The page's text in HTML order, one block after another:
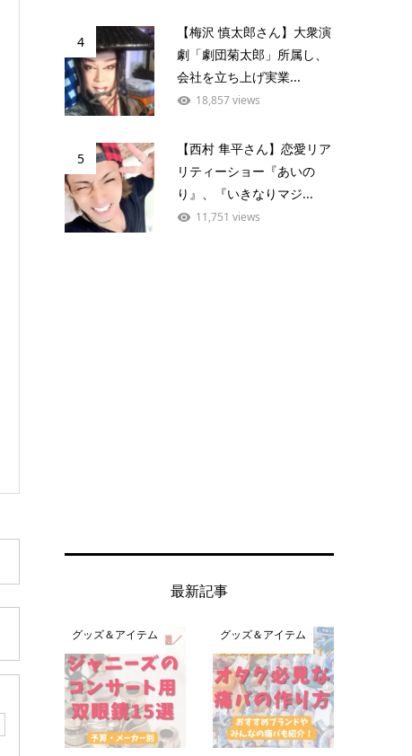
4
【梅沢 慎太郎さん】大衆演
劇「劇団菊太郎」所属し、
会社を立ち上げ実業...
18,857 views
5
【西村 隼平さん】恋愛リア
リティーショー『あいの
り』、『いきなりマジ...
11,751 views
最新記事
グッズ＆アイテム グッズ＆アイテム